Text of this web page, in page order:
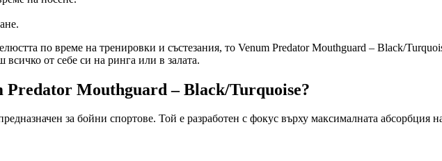
по време на тренировки и състезания, то Venum Predator Mouthguard – Black/
от себе си на ринга или в залата.
Predator Mouthguard – Black/Turquoise?
за бойни спортове. Той е разработен с фокус върху максималната абсорбция